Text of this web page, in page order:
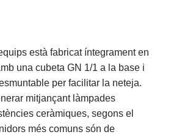
està fabricat íntegrament en
una cubeta GN 1/1 a la base i
per facilitar la neteja.
mitjançant làmpades
ceràmiques, segons el
més comuns són de